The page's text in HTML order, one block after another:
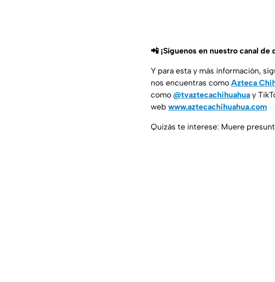
📲 ¡Síguenos en nuestro canal
Y para esta y más información,
nos encuentras como Azteca
como @tvaztecachihuahua y
web www.aztecachihuahua.com
Quizás te interese: Muere